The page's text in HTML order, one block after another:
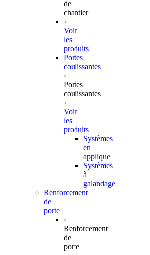
de
chantier
›
Voir
les
produits
Portes
coulissantes
‹
Portes
coulissantes
›
Voir
les
produits
Systèmes
en
applique
Systèmes
à
galandage
Renforcement
de
porte
‹
Renforcement
de
porte